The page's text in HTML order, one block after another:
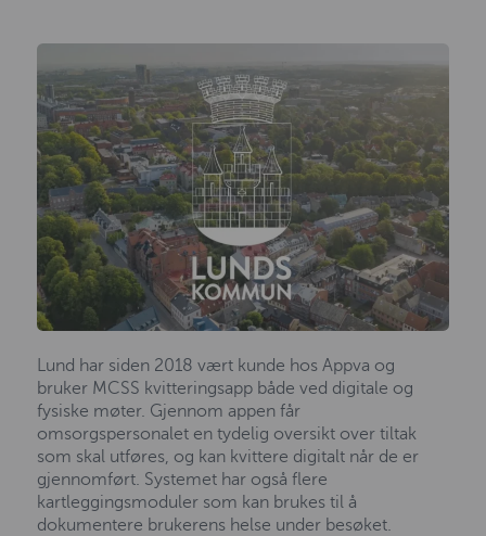
Lund har siden 2018 vært kunde hos Appva og
bruker MCSS kvitteringsapp både ved digitale og
fysiske møter. Gjennom appen får
omsorgspersonalet en tydelig oversikt over tiltak
som skal utføres, og kan kvittere digitalt når de er
gjennomført. Systemet har også flere
kartleggingsmoduler som kan brukes til å
dokumentere brukerens helse under besøket.